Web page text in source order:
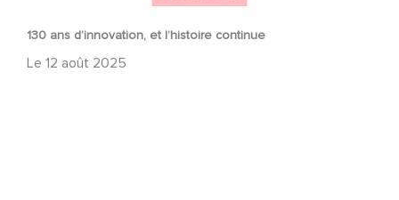
130 ans d’innovation, et l’histoire continue
Le 12 août 2025